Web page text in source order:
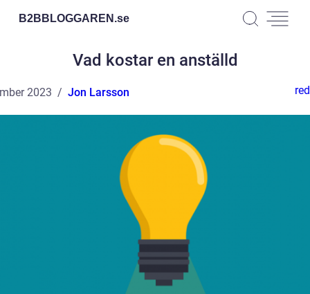
B2BBLOGGAREN.se
Vad kostar en anställd
2023 Jon Larsson